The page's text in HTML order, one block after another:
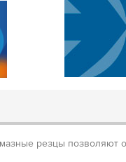
резцы позволяют